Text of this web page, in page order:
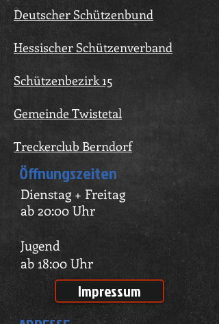
Deutscher Schützenbund
Hessischer Schützenverband
Schützenbezirk 15
Gemeinde Twistetal
Treckerclub Berndorf
Öffnungszeiten
Dienstag + Freitag
ab 20:00 Uhr
Jugend
ab 18:00 Uhr
Impressum